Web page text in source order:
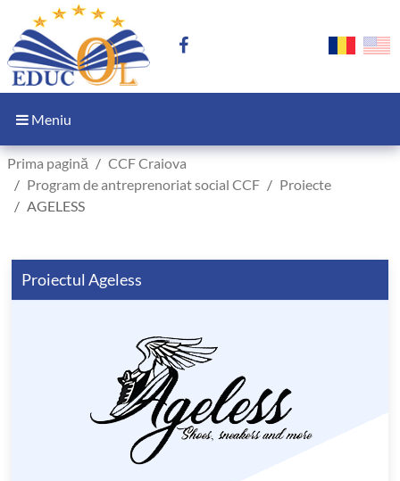
Meniu
Prima pagină
CCF Craiova
Program de antreprenoriat social CCF
Proiecte
AGELESS
Proiectul Ageless